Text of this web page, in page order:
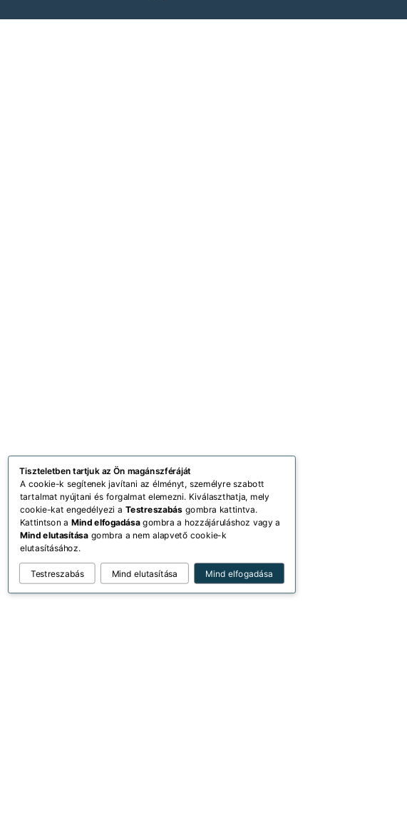
Tiszteletben tartjuk az Ön magánszféráját
A cookie-k segítenek javítani az élményt, személyre szabott
tartalmat nyújtani és forgalmat elemezni. Kiválaszthatja, mely
cookie-kat engedélyezi a Testreszabásgombra kattintva.
Kattintson a Mind elfogadásagombra a hozzájáruláshoz vagy a
Mind elutasításagombra a nem alapvető cookie-k
elutasításához.
Testreszabás Mind elutasítása Mind elfogadása